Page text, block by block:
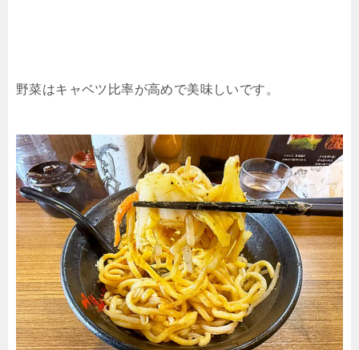
野菜はキャベツ比率が高めで美味しいです。